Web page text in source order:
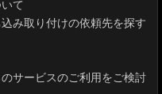
て
み取り付けの依頼先を探す
サービスのご利用をご検討